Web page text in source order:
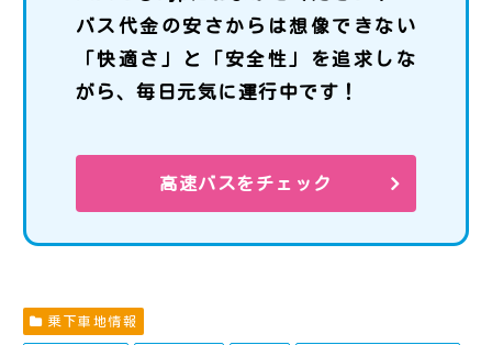
バス代金の安さからは想像できない
「快適さ」と「安全性」を追求しな
がら、毎日元気に運行中です！
高速バスをチェック
乗下車地情報